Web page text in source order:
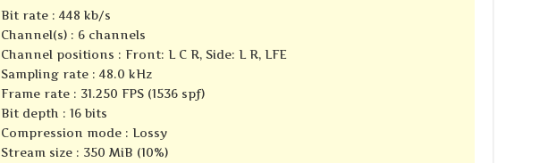
Bit rate : 448 kb/s
Channel(s) : 6 channels
Channel positions : Front: L C R, Side: L R, LFE
Sampling rate : 48.0 kHz
Frame rate : 31.250 FPS (1536 spf)
Bit depth : 16 bits
Compression mode : Lossy
Stream size : 350 MiB (10%)